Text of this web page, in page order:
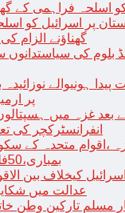
اسلحہ فراہمی کے
پر اسرائیل کو
گھناؤنے الزام
بلوم کی سیاستدانوں
ہونیوالے
پر
بعد غزہ میں ہسپتالوں
انفرانسٹرکچر کی
،اقوام متحدہ کے
بمباری،50فلسطینی شہید
کیخلاف بین
عدالت میں
مسلم تارکین وطن